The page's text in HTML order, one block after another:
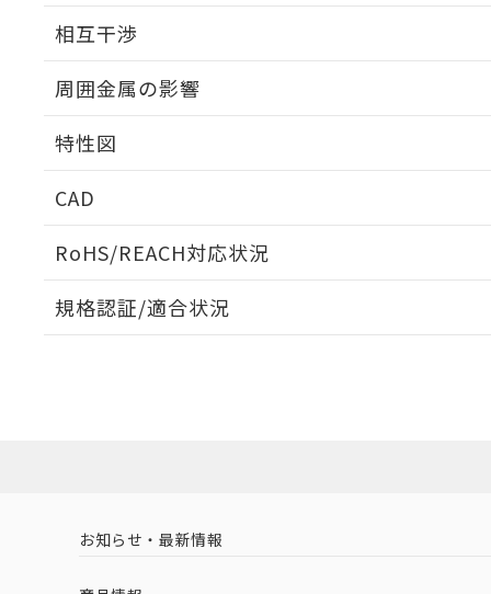
相互干渉
周囲金属の影響
特性図
CAD
RoHS/REACH対応状況
EU RoHS 注意事項・凡例
中国 RoHS 注意事項・凡例
規格認証/適合状況
（イギリス
（ノルウェー
お知らせ・最新情報